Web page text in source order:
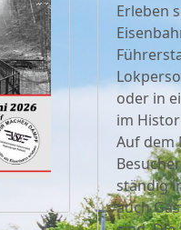
Erleben
oder in
im
Auf dem
ständig
auch